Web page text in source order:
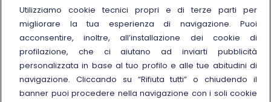
Chi siamo
Sostenibilità
Trenitalia for Business
Manuale di Conservazione
Link esterno
Carriere
Link esterno
Utilizziamo cookie tecnici propri e di terze parti per
migliorare la tua esperienza di navigazione. Puoi
acconsentire, inoltre, all’installazione dei cookie di
profilazione, che ci aiutano ad inviarti pubblicità
personalizzata in base al tuo profilo e alle tue abitudini di
navigazione. Cliccando su “Rifiuta tutti” o chiudendo il
banner puoi procedere nella navigazione con i soli cookie